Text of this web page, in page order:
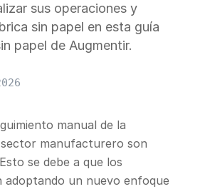
sus operaciones y
sin papel en esta guía
papel de Augmentir.
manual de la
manufacturero son
se debe a que los
adoptando un nuevo enfoque